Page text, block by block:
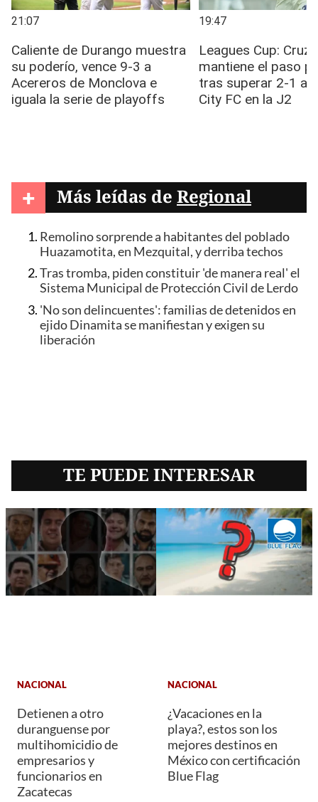
+ Más leídas de Regional
Remolino sorprende a habitantes del poblado
Huazamotita, en Mezquital, y derriba techos
Tras tromba, piden constituir 'de manera real' el
Sistema Municipal de Protección Civil de Lerdo
'No son delincuentes': familias de detenidos en
ejido Dinamita se manifiestan y exigen su
liberación
TE PUEDE INTERESAR
NACIONAL
Detienen a otro
duranguense por
multihomicidio de
empresarios y
funcionarios en
Zacatecas
NACIONAL
¿Vacaciones en la
playa?, estos son los
mejores destinos en
México con certificación
Blue Flag